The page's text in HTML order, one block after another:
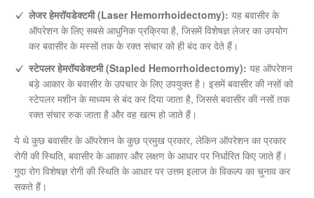
लेजर हेमरॉयडेक्टमी (Laser Hemorrhoidectomy): यह बवासीर के
ऑपरेशन के लिए सबसे आधुनिक प्रक्रिया है, जिसमें विशेषज्ञ लेजर का उपयोग
कर बवासीर के मस्सों तक के रक्त संचार को ही बंद कर देते हैं।
स्टेपलर हेमरॉयडेक्टमी (Stapled Hemorrhoidectomy): यह ऑपरेशन
बड़े आकार के बवासीर के उपचार के लिए उपयुक्त है। इसमें बवासीर की नसों को
स्टेपलर मशीन के माध्यम से बंद कर दिया जाता है, जिससे बवासीर की नसों तक
रक्त संचार रुक जाता है और वह खत्म हो जाते हैं।
ये थे कुछ बवासीर के ऑपरेशन के कुछ प्रमुख प्रकार, लेकिन ऑपरेशन का प्रकार
रोगी की स्थिति, बवासीर के आकार और लक्षण के आधार पर निर्धारित किए जाते हैं।
गुदा रोग विशेषज्ञ रोगी की स्थिति के आधार पर उत्तम इलाज के विकल्प का चुनाव कर
सकते हैं।